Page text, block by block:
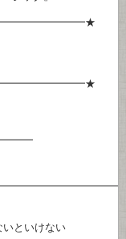
といけない